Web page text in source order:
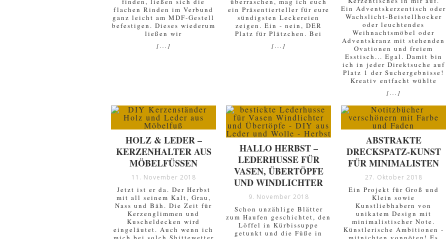
flachen Rinden im Verbund
ganz leicht am MDF-Gestell
befestigen. Dieses wiederum
ließen wir
[...]
ein Präsentierteller für eure
sündigsten Leckereien
zeigen. Ein - nein, DER
Platz für Plätzchen. Bei
[...]
Ein Adventskerzentisch oder
Wachslicht-Beistellhocker
oder leuchtendes
Weihnachtsmöbel oder
Adventskranz mit stehenden
Ovationen und freiem
Esstisch... Egal. Damit bin
ich in jeder Direktsuche auf
Platz 1 der Suchergebnisse!
Kreativ entfacht wühlte
[...]
HOLZ & LEDER –
KERZENHALTER AUS
MÖBELFÜSSEN
11. November 2018
Jetzt ist er da. Der Herbst
mit all seinem Kalt, Grau,
Nass und Bäh. Die Zeit für
Kerzenglimmen und
Kuscheldecken wird
eingeläutet. Auch wenn ich
HALLO HERBST –
LEDERHUSSE FÜR
VASEN, ÜBERTÖPFE
UND WINDLICHTER
9. November 2018
Schon unzählige Blätter
zum Haufen geschichtet, den
Löffel in Kürbissuppe
getunkt und die Füße in
ABSTRAKTE
DRECKSPATZ-KUNST
FÜR MINIMALISTEN
27. Oktober 2018
Ein Projekt für Groß und
Klein sowie
Kunstliebhabern von
unikatem Design mit
minimalistischer Note.
Künstlerische Ambitionen -